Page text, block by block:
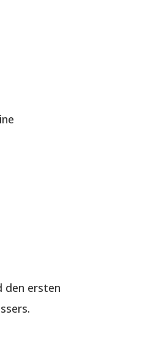
den ersten